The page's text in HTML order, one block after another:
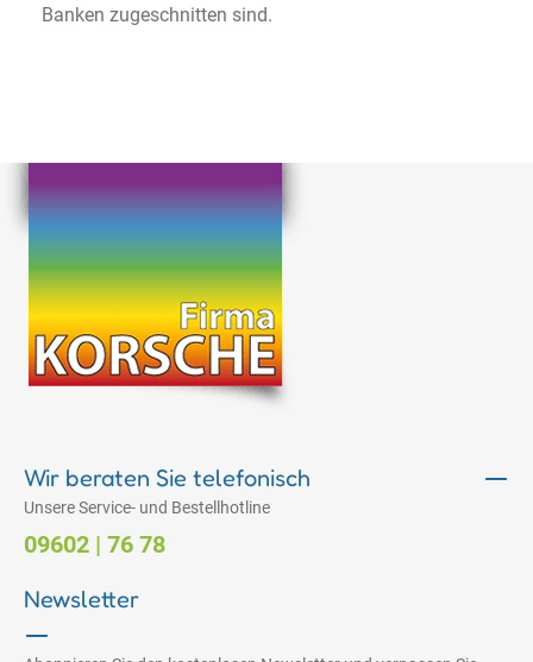
Banken zugeschnitten sind.
Wir beraten Sie telefonisch
Unsere Service- und Bestellhotline
09602 | 76 78
Newsletter